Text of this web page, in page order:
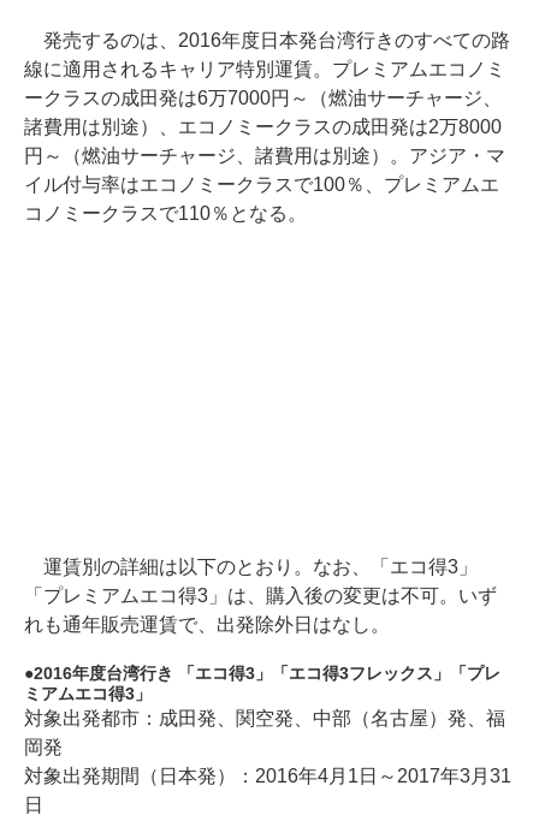
発売するのは、2016年度日本発台湾行きのすべての路
線に適用されるキャリア特別運賃。プレミアムエコノミ
ークラスの成田発は6万7000円～（燃油サーチャージ、
諸費用は別途）、エコノミークラスの成田発は2万8000
円～（燃油サーチャージ、諸費用は別途）。アジア・マ
イル付与率はエコノミークラスで100％、プレミアムエ
コノミークラスで110％となる。
運賃別の詳細は以下のとおり。なお、「エコ得3」
「プレミアムエコ得3」は、購入後の変更は不可。いず
れも通年販売運賃で、出発除外日はなし。
2016年度台湾行き 「エコ得3」「エコ得3フレックス」「プレ
ミアムエコ得3」
対象出発都市：成田発、関空発、中部（名古屋）発、福
岡発
対象出発期間（日本発）：2016年4月1日～2017年3月31
日